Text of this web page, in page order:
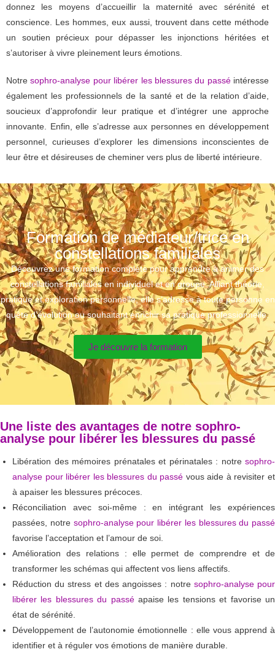
donnez les moyens d’accueillir la maternité avec sérénité et
conscience. Les hommes, eux aussi, trouvent dans cette méthode
un soutien précieux pour dépasser les injonctions héritées et
s’autoriser à vivre pleinement leurs émotions.
Notresophro-analyse pour libérer les blessures du passéintéresse
également les professionnels de la santé et de la relation d’aide,
soucieux d’approfondir leur pratique et d’intégrer une approche
innovante. Enfin, elle s’adresse aux personnes en développement
personnel, curieuses d’explorer les dimensions inconscientes de
leur être et désireuses de cheminer vers plus de liberté intérieure.
Formation de médiateur/trice en
constellations familiales
Découvrez une formation complète pour apprendre à animer des
constellations familiales en individuel et en groupe. Alliant théorie,
pratique et exploration personnelle, elle s’adresse à toute personne en
quête d’évolution ou souhaitant enrichir sa pratique professionnelle.
Je découvre la formation
Une liste des avantages de notre sophro-
analyse pour libérer les blessures du passé
Libération des mémoires prénatales et périnatales : notre sophro-
analyse pour libérer les blessures du passé vous aide à revisiter et
à apaiser les blessures précoces.
Réconciliation avec soi-même : en intégrant les expériences
passées, notre sophro-analyse pour libérer les blessures du passé
favorise l’acceptation et l’amour de soi.
Amélioration des relations : elle permet de comprendre et de
transformer les schémas qui affectent vos liens affectifs.
Réduction du stress et des angoisses : notre sophro-analyse pour
libérer les blessures du passéapaise les tensions et favorise un
état de sérénité.
Développement de l’autonomie émotionnelle : elle vous apprend à
identifier et à réguler vos émotions de manière durable.